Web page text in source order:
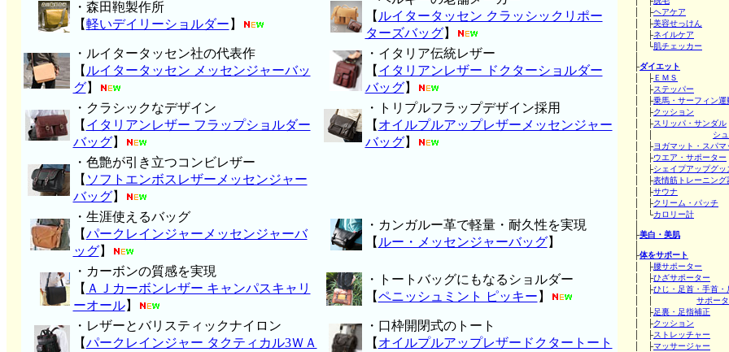
│ ├ヘアケア
│ ├美容せっけん
│ ├ネイルケア
│ └肌チェッカー
├ダイエット
│ ├ＥＭＳ
│ ├ステッパー
│ ├乗馬・サーフィン運
│ ├クッション
│ ├スリッパ・サンダル
シ
│ ├ヨガマット・スパマ
│ ├ウエア・サポーター
│ ├シェイプアップグッ
│ ├表情筋トレーニング
│ ├サウナ
│ ├クリーム・パッチ
│ └カロリー計
├美白・美肌
├体をサポート
│ ├腰サポーター
│ ├ひざサポーター
│ ├ひじ・足首・手首・
サポー
│ ├足裏・足指補正
│ ├クッション
│ ├ストレッチャー
│ ├マッサージャー
・森田鞄製作所
【軽いデイリーショルダー 】
【 ルイタータッセン クラッシックリポー
ターズバッグ】
・ルイタータッセン社の代表作
【 ルイタータッセン メッセンジャーバッ
グ】
・イタリア伝統レザー
【 イタリアンレザー ドクターショルダー
バッグ】
・クラシックなデザイン
【 イタリアンレザー フラップショルダー
バッグ】
・トリプルフラップデザイン採用
【 オイルプルアップレザーメッセンジャー
バッグ】
・色艶が引き立つコンビレザー
【 ソフトエンボスレザーメッセンジャー
バッグ】
・生涯使えるバッグ
【パークレインジャーメッセンジャーバ
ッグ】
・カンガルー革で軽量・耐久性を実現
【 ルー・メッセンジャーバッグ】
・カーボンの質感を実現
【 ＡＪカーボンレザー キャンパスキャリ
ーオール】
・トートバッグにもなるショルダー
【ペニッシュミント ピッキー 】
・レザーとバリスティックナイロン
【パークレインジャー タクティカル3ＷＡ
・口枠開閉式のトート
【 オイルプルアップレザードクタートート